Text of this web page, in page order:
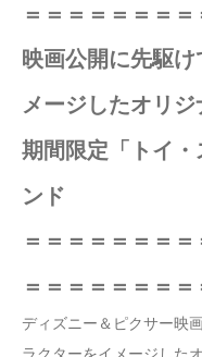
＝＝＝＝＝＝＝
映画公開に先駆
メージしたオリジ
期間限定「トイ
ンド
＝＝＝＝＝＝＝
＝＝＝＝＝＝＝
ディズニー＆ピクサー映
ラクターをイメージした